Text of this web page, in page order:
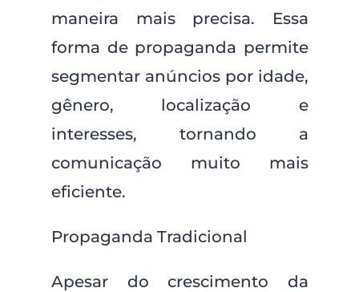
maneira mais precisa. Essa
forma de propaganda permite
segmentar anúncios por idade,
gênero, localização e
interesses, tornando a
comunicação muito mais
eficiente.
Propaganda Tradicional
Apesar do crescimento da